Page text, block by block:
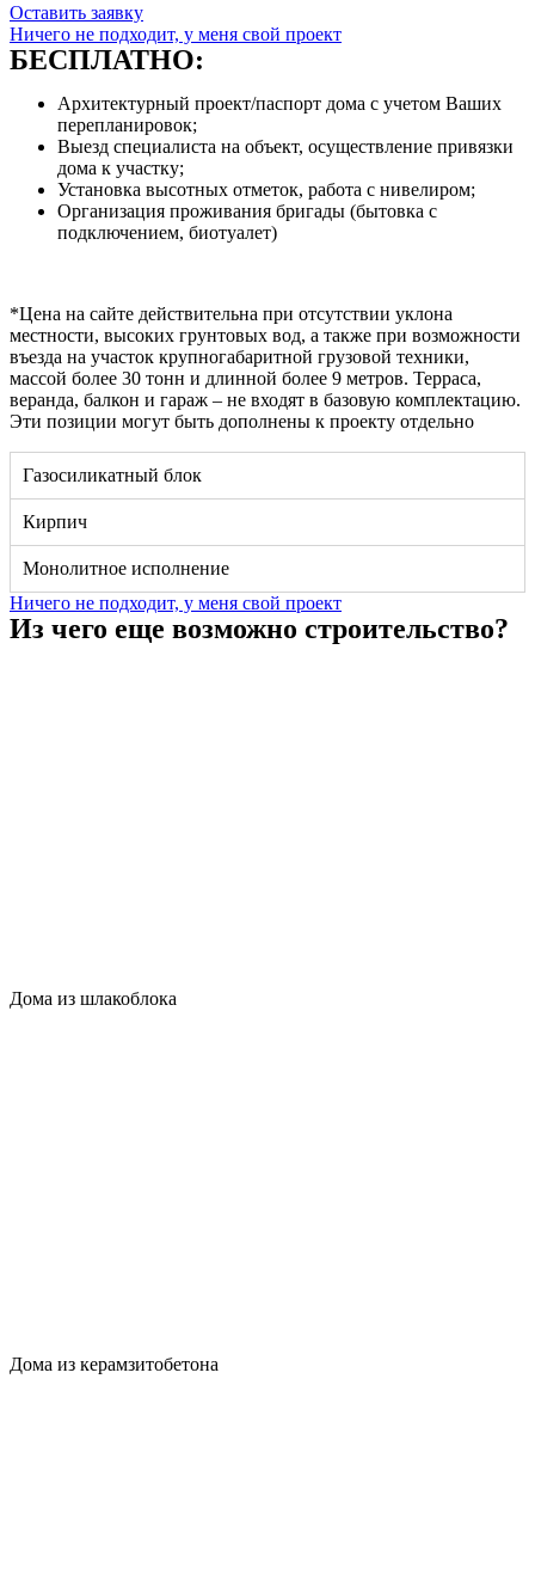
Оставить заявку
Ничего не подходит, у меня свой проект
БЕСПЛАТНО:
Архитектурный проект/паспорт дома с учетом Ваших
перепланировок;
Выезд специалиста на объект, осуществление привязки
дома к участку;
Установка высотных отметок, работа с нивелиром;
Организация проживания бригады (бытовка с
подключением, биотуалет)
*Цена на сайте действительна при отсутствии уклона
местности, высоких грунтовых вод, а также при возможности
въезда на участок крупногабаритной грузовой техники,
массой более 30 тонн и длинной более 9 метров. Терраса,
веранда, балкон и гараж – не входят в базовую комплектацию.
Эти позиции могут быть дополнены к проекту отдельно
Газосиликатный блок
Кирпич
Монолитное исполнение
Ничего не подходит, у меня свой проект
Из чего еще возможно строительство?
Дома из шлакоблока
Дома из керамзитобетона